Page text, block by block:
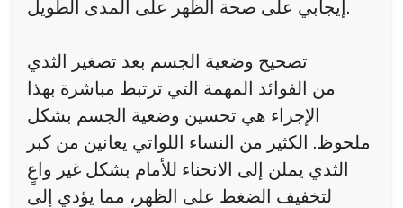
إيجابي على صحة الظهر على المدى الطويل.
تصحيح وضعية الجسم بعد تصغير الثدي
من الفوائد المهمة التي ترتبط مباشرة بهذا
الإجراء هي تحسين وضعية الجسم بشكل
ملحوظ. الكثير من النساء اللواتي يعانين من كبر
الثدي يملن إلى الانحناء للأمام بشكل غير واعٍ
لتخفيف الضغط على الظهر، مما يؤدي إلى